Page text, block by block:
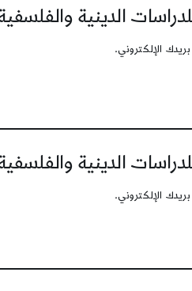
الدينية
الإلكتروني.
الدينية
الإلكتروني.